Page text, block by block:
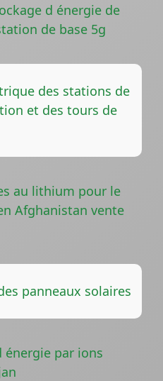
d énergie de
de base 5g
des stations de
et des tours de
au lithium pour le
Afghanistan vente
panneaux solaires
énergie par ions